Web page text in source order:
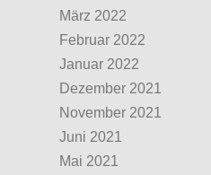
März 2022
Februar 2022
Januar 2022
Dezember 2021
November 2021
Juni 2021
Mai 2021